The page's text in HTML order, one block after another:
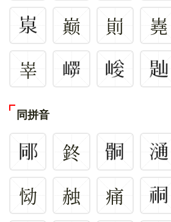
巅
崱 嶤
峷
同拼音
鉖
恸
赨
痛